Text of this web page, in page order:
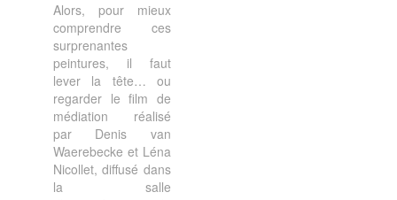
Alors, pour mieux
comprendre ces
surprenantes
peintures, il faut
lever la tête… ou
regarder le film de
médiation réalisé
par Denis van
Waerebecke et Léna
Nicollet, diffusé dans
la salle